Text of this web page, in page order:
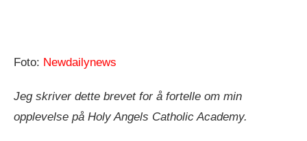
Foto: Newdailynews
Jeg skriver dette brevet for å fortelle om min
opplevelse på Holy Angels Catholic Academy.